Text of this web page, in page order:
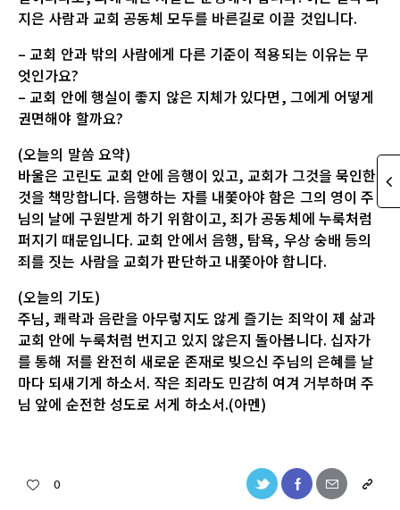
지은 사람과 교회 공동체 모두를 바른길로 이끌 것입니다.
– 교회 안과 밖의 사람에게 다른 기준이 적용되는 이유는 무
엇인가요?
– 교회 안에 행실이 좋지 않은 지체가 있다면, 그에게 어떻게
권면해야 할까요?
(오늘의 말씀 요약)
바울은 고린도 교회 안에 음행이 있고, 교회가 그것을 묵인한
것을 책망합니다. 음행하는 자를 내쫓아야 함은 그의 영이 주
님의 날에 구원받게 하기 위함이고, 죄가 공동체에 누룩처럼
퍼지기 때문입니다. 교회 안에서 음행, 탐욕, 우상 숭배 등의
죄를 짓는 사람을 교회가 판단하고 내쫓아야 합니다.
(오늘의 기도)
주님, 쾌락과 음란을 아무렇지도 않게 즐기는 죄악이 제 삶과
교회 안에 누룩처럼 번지고 있지 않은지 돌아봅니다. 십자가
를 통해 저를 완전히 새로운 존재로 빚으신 주님의 은혜를 날
마다 되새기게 하소서. 작은 죄라도 민감히 여겨 거부하며 주
님 앞에 순전한 성도로 서게 하소서.(아멘)
0